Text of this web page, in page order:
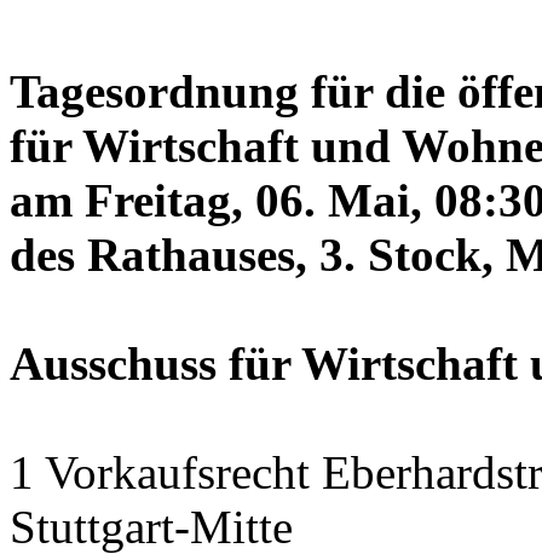
Tagesordnung für die
für Wirtschaft und
am Freitag, 06. Mai,
des Rathauses, 3. Stock,
Ausschuss für Wirtschaft
1 Vorkaufsrecht
Stuttgart-Mitte